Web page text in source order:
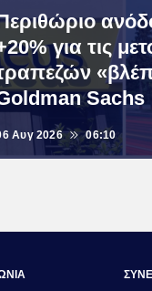
για τις
Sachs
Αυγ 2026 06:10